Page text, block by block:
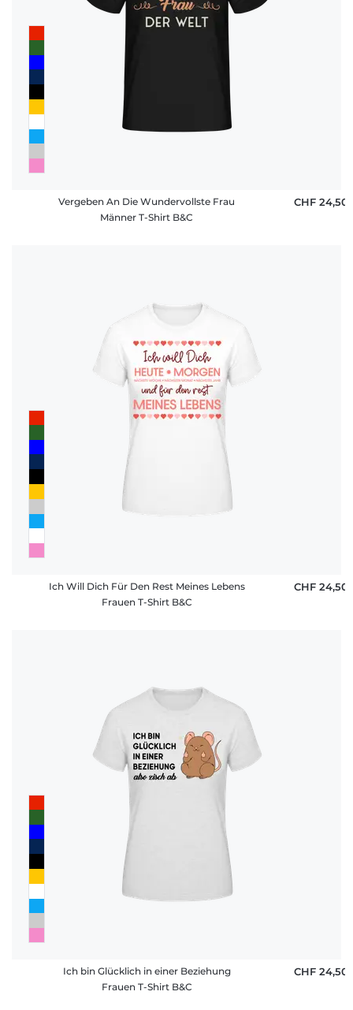
Vergeben An Die Wundervollste Frau
Männer T-Shirt B&C
CHF 24,50
Ich Will Dich Für Den Rest Meines Lebens
Frauen T-Shirt B&C
CHF 24,50
Ich bin Glücklich in einer Beziehung
Frauen T-Shirt B&C
CHF 24,50